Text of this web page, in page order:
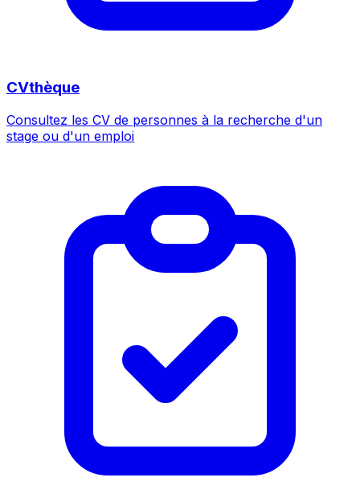
CVthèque
Consultez les CV de personnes à la recherche d'un
stage ou d'un emploi